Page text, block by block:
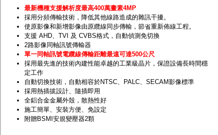
分配放大器
網路線用水晶頭
網路線
懶人線.同軸線.花線
線頭.插座.延長線.HDMI線
集線盒.防水盒.配線盒
變壓器.避雷器
轉接頭
偽裝嚇阻假監視器. 警示防盜貼紙
行車紀錄器.車用插座配件
電腦工業機殼
客訂商品
最新機種支援解析度最高400萬畫素4MP
採用分頻傳輸技術，降低其他線路造成的雜訊干擾。
使原影像和新增影像由原纜線同步傳輸，節省重新佈線工程。
支援 AHD、TVI 及 CVBS格式，自動偵測免切換
2路影像同軸訊號傳輸器
單一同軸訊號電纜線傳輸距離最遠可達500公尺
採用最先進的技術內建性能卓越的工業級晶片，保證設備長時間穩
定工作
自動切換技術，自動相容於NTSC、PALC、SECAM影像標準
採用熱插拔設計、隨插即用
全鋁合金金屬外殼，散熱性好
施工簡單、安裝方便、免設定
附贈BSMI安規變壓器2顆